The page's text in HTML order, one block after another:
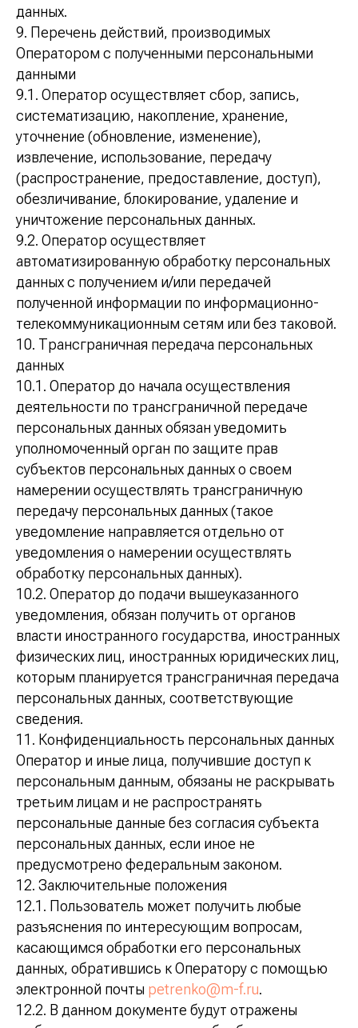
данных.
9. Перечень действий, производимых
Оператором с полученными персональными
данными
9.1. Оператор осуществляет сбор, запись,
систематизацию, накопление, хранение,
уточнение (обновление, изменение),
извлечение, использование, передачу
(распространение, предоставление, доступ),
обезличивание, блокирование, удаление и
уничтожение персональных данных.
9.2. Оператор осуществляет
автоматизированную обработку персональных
данных с получением и/или передачей
полученной информации по информационно-
телекоммуникационным сетям или без таковой.
10. Трансграничная передача персональных
данных
10.1. Оператор до начала осуществления
деятельности по трансграничной передаче
персональных данных обязан уведомить
уполномоченный орган по защите прав
субъектов персональных данных о своем
намерении осуществлять трансграничную
передачу персональных данных (такое
уведомление направляется отдельно от
уведомления о намерении осуществлять
обработку персональных данных).
10.2. Оператор до подачи вышеуказанного
уведомления, обязан получить от органов
власти иностранного государства, иностранных
физических лиц, иностранных юридических лиц,
которым планируется трансграничная передача
персональных данных, соответствующие
сведения.
11. Конфиденциальность персональных данных
Оператор и иные лица, получившие доступ к
персональным данным, обязаны не раскрывать
третьим лицам и не распространять
персональные данные без согласия субъекта
персональных данных, если иное не
предусмотрено федеральным законом.
12. Заключительные положения
12.1. Пользователь может получить любые
разъяснения по интересующим вопросам,
касающимся обработки его персональных
данных, обратившись к Оператору с помощью
электронной почты petrenko@m-f.ru.
12.2. В данном документе будут отражены